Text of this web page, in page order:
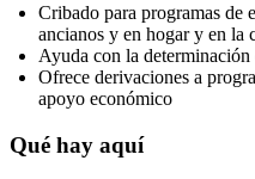
Cribado para programas de
ancianos y en hogar y en la
Ayuda con la
Ofrece derivaciones a
apoyo económico
Qué hay aquí